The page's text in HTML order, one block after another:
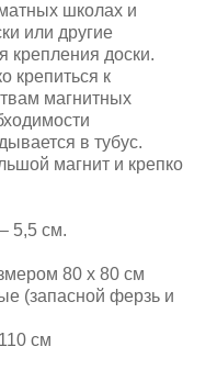
школах и
или другие
крепления доски.
крепиться к
магнитных
в тубус.
магнит и крепко
5,5 см.
80 х 80 см
(запасной ферзь и
см